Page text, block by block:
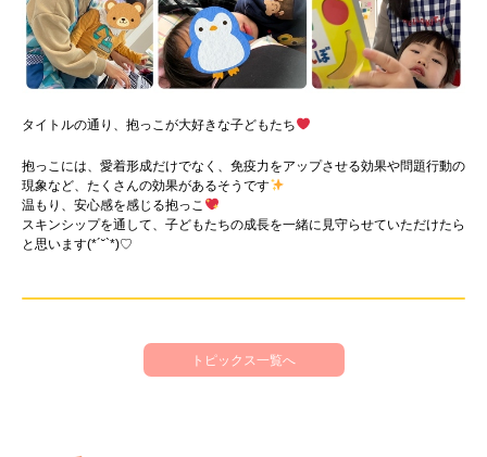
タイトルの通り、抱っこが大好きな子どもたち
抱っこには、愛着形成だけでなく、免疫力をアップさせる効果や問題行動の
現象など、たくさんの効果があるそうです
温もり、安心感を感じる抱っこ
スキンシップを通して、子どもたちの成長を一緒に見守らせていただけたら
と思います(*´˘`*)♡
トピックス一覧へ